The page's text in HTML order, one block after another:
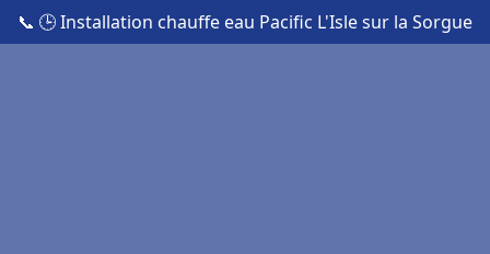
📞 🕒 Installation chauffe eau Pacific L'Isle sur la Sorgue